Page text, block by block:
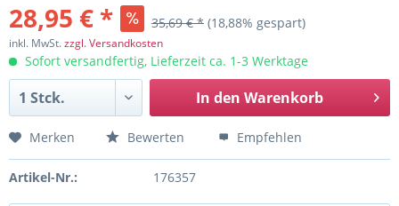
28,95 € * 35,69 € * (18,88% gespart)
inkl. MwSt.zzgl. Versandkosten
Sofort versandfertig, Lieferzeit ca. 1-3 Werktage
In den Warenkorb
Merken Bewerten Empfehlen
Artikel-Nr.: 176357